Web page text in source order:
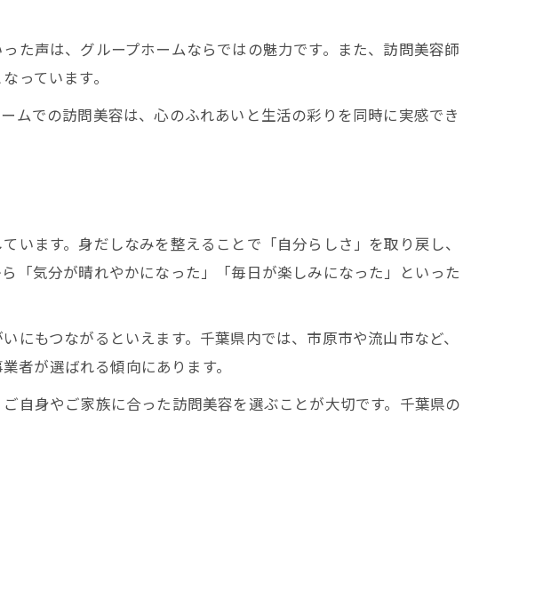
た声は、グループホームならではの魅力です。また、訪問美容師
っています。
ムでの訪問美容は、心のふれあいと生活の彩りを同時に実感でき
ます。身だしなみを整えることで「自分らしさ」を取り戻し、
「気分が晴れやかになった」「毎日が楽しみになった」といった
もつながるといえます。千葉県内では、市原市や流山市など、
者が選ばれる傾向にあります。
自身やご家族に合った訪問美容を選ぶことが大切です。千葉県の